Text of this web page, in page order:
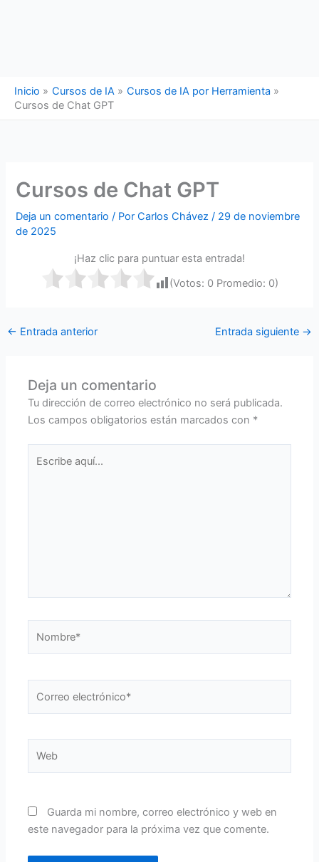
Inicio Cursos de IA
Cursos de IA por Herramienta
Cursos de Chat GPT
Cursos de Chat GPT
Deja un comentario / PorCarlos Chávez/ 29 de noviembre
de 2025
¡Haz clic para puntuar esta entrada!
(Votos: 0Promedio: 0)
← Entrada anterior Entrada siguiente →
Deja un comentario
Tu dirección de correo electrónico no será publicada.
Los campos obligatorios están marcados con *
aquí...
electrónico*
Guarda mi nombre, correo electrónico y web en
este navegador para la próxima vez que comente.